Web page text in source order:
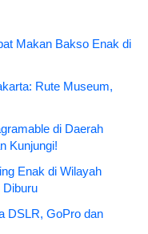
Makan Bakso Enak di
Rute Museum,
di Daerah
Kunjungi!
Enak di Wilayah
Diburu
DSLR, GoPro dan